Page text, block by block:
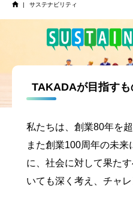
| サステナビリティ
TAKADAが目指すも
私たちは、創業80年を
また創業100周年の未
に、社会に対して果た
いても深く考え、チャレ